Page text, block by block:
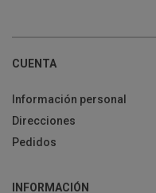
CUENTA
Información personal
Direcciones
Pedidos
INFORMACIÓN